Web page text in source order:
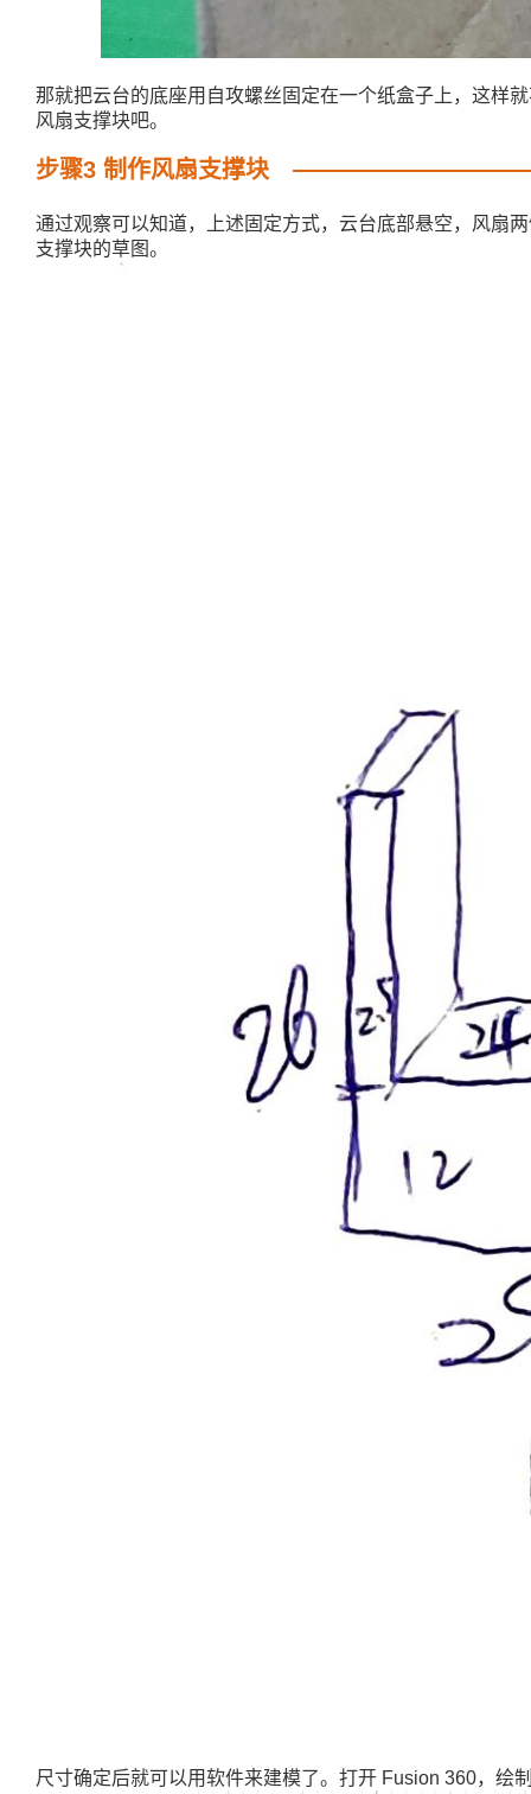
那就把云台的底座用自攻螺丝固定在一个纸盒子上，这样
风扇支撑块吧。
步骤3 制作风扇支撑块
通过观察可以知道，上述固定方式，云台底部悬空，风扇
支撑块的草图。
尺寸确定后就可以用软件来建模了。打开 Fusion 360，绘